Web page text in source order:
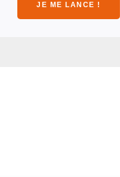
JE ME LANCE !